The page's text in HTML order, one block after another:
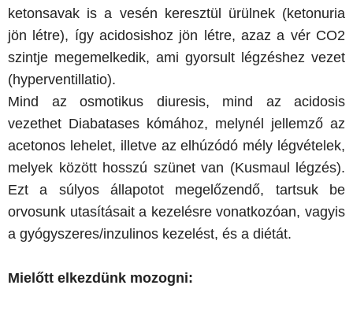
ketonsavak is a vesén keresztül ürülnek (ketonuria
jön létre), így acidosishoz jön létre, azaz a vér CO2
szintje megemelkedik, ami gyorsult légzéshez vezet
(hyperventillatio).
Mind az osmotikus diuresis, mind az acidosis
vezethet Diabatases kómához, melynél jellemző az
acetonos lehelet, illetve az elhúzódó mély légvételek,
melyek között hosszú szünet van (Kusmaul légzés).
Ezt a súlyos állapotot megelőzendő, tartsuk be
orvosunk utasításait a kezelésre vonatkozóan, vagyis
a gyógyszeres/inzulinos kezelést, és a diétát.
Mielőtt elkezdünk mozogni: